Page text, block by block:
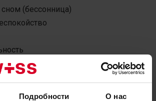
Подробности О нас
(бессонница)
сосредоточиться
над собой или ощущение
окружающего мира
тревожные расстройства,